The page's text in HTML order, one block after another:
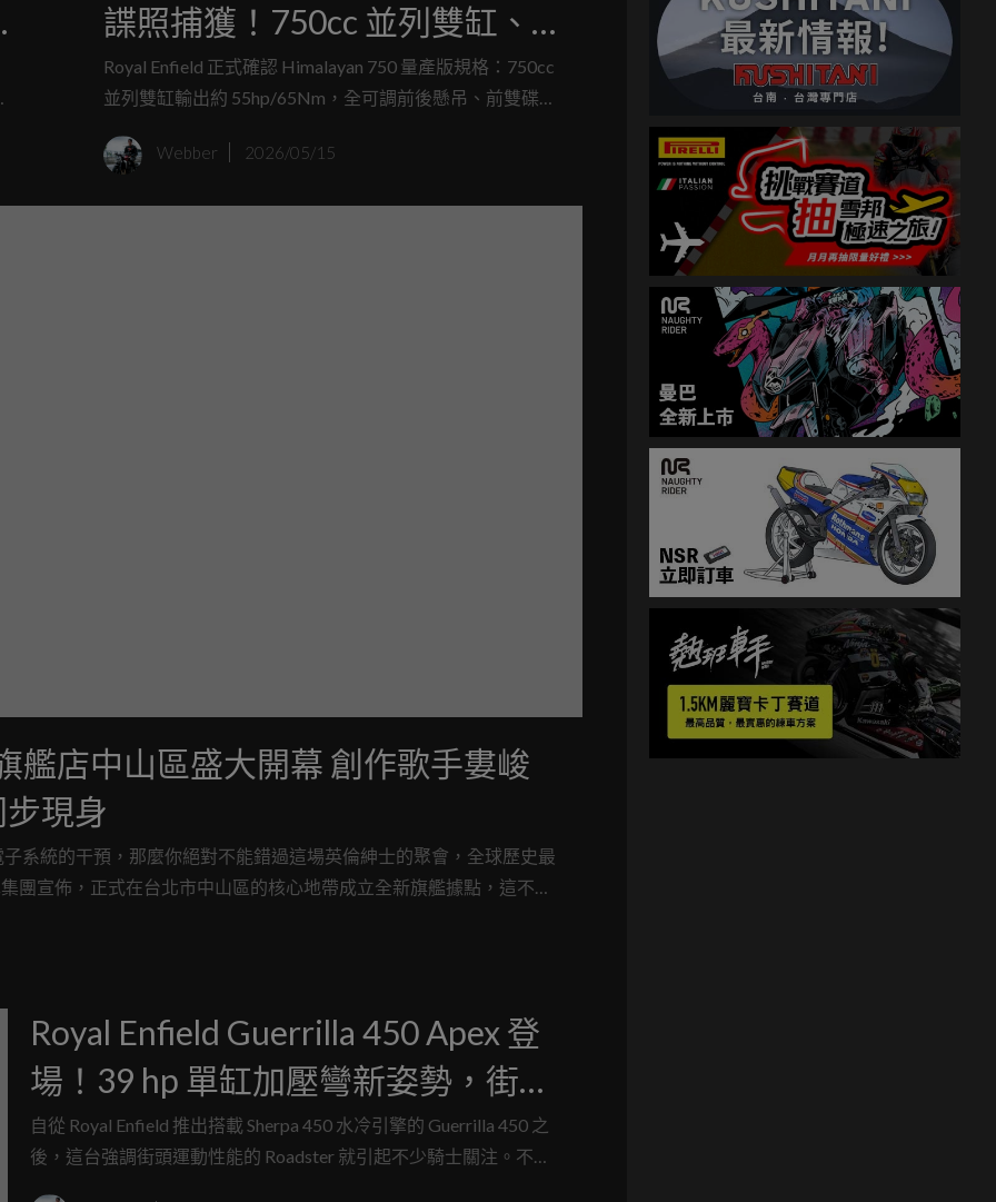
諜照捕獲！750cc 並列雙缸、
可調懸吊，預估 2026 年底挑戰
進階冒險市場
Royal Enfield 正式確認 Himalayan 750 量產版規格：750cc
並列雙缸輸出約 55hp/65Nm，全可調前後懸吊、前雙碟
Webber 2026/05/15
艦店中山區盛大開幕 創作歌手婁峻
現身
系統的干預，那麼你絕對不能錯過這場英倫紳士的聚會，全球歷史最
團宣佈，正式在台北市中山區的核心地帶成立全新旗艦據點，這不僅
Royal Enfield Guerrilla 450 Apex 登
場！39 hp 單缸加壓彎新姿勢，街車
變得更衝
自從 Royal Enfield 推出搭載 Sherpa 450 水冷引擎的 Guerrilla 450 之
後，這台強調街頭運動性能的 Roadster 就引起不少騎士關注。不過